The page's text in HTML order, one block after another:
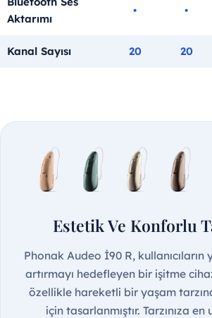
Aktarımı
• •
Kanal Sayısı 20 20
Estetik Ve Konforlu
Phonak Audeo İ90 R,
artırmayı hedefleyen bir işitme
özellikle hareketli bir yaşam
için tasarlanmıştır. Tarzınıza